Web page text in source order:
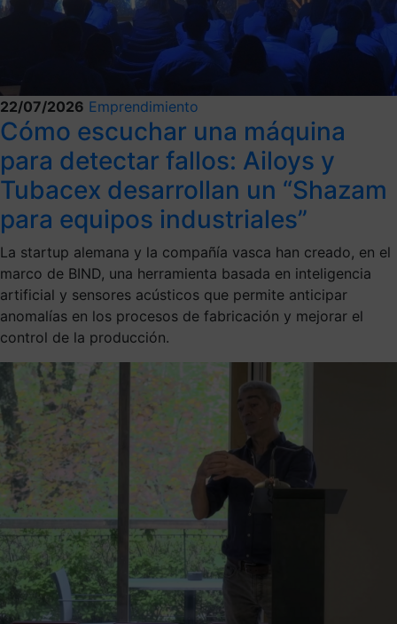
22/07/2026 Emprendimiento
Cómo escuchar una máquina
para detectar fallos: Ailoys y
Tubacex desarrollan un “Shazam
para equipos industriales”
La startup alemana y la compañía vasca han creado, en el
marco de BIND, una herramienta basada en inteligencia
artificial y sensores acústicos que permite anticipar
anomalías en los procesos de fabricación y mejorar el
control de la producción.